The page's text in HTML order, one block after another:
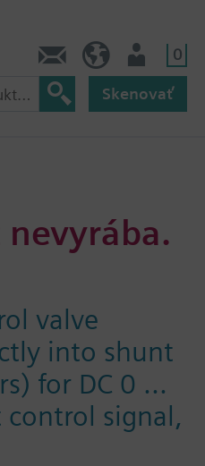
0
Skenovať
nevyrába.
valve
into shunt
for DC 0 ...
control signal,